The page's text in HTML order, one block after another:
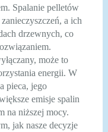
Spalanie pelletów
a ich
drzewnych, co
może to
energii. W
pieca, jego
emisje spalin
na niższej mocy.
jak nasze decyzje